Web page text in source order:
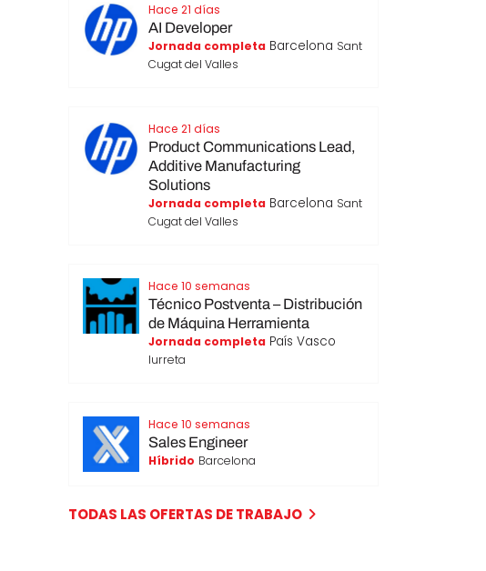
Hace 21 días
AI Developer
Jornada completa Barcelona Sant
Cugat del Valles
Hace 21 días
Product Communications Lead,
Additive Manufacturing
Solutions
Jornada completa Barcelona Sant
Cugat del Valles
Hace 10 semanas
Técnico Postventa – Distribución
de Máquina Herramienta
Jornada completa País Vasco
Iurreta
Hace 10 semanas
Sales Engineer
Híbrido Barcelona
TODAS LAS OFERTAS DE TRABAJO